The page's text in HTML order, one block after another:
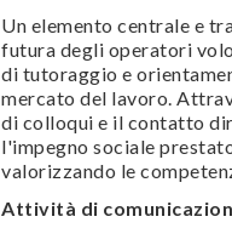
Un elemento centrale e
futura degli operatori
di tutoraggio e
mercato del lavoro.
di colloqui e il contatto
l'impegno sociale
valorizzando le
Attività di